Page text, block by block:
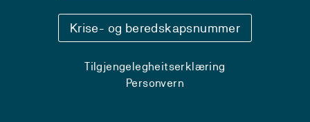
Krise- og beredskapsnummer
Tilgjengelegheitserklæring
Personvern